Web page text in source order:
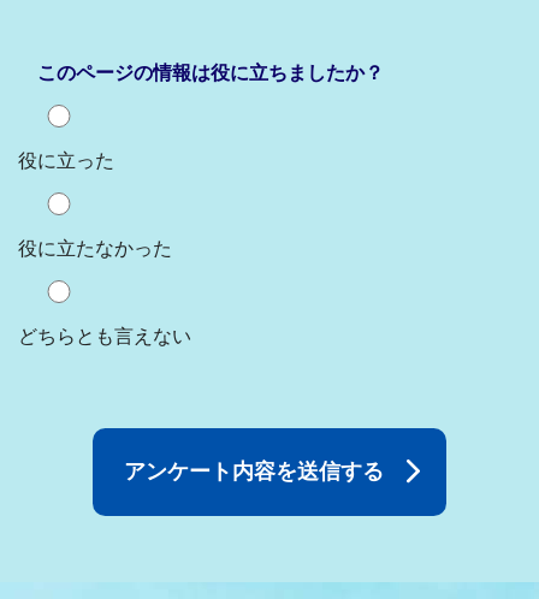
このページの情報は役に立ちましたか？
役に立った
役に立たなかった
どちらとも言えない